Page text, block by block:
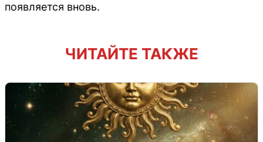
появляется вновь.
ЧИТАЙТЕ ТАКЖЕ